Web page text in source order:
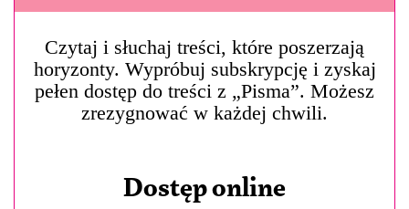
Czytaj i słuchaj treści, które poszerzają
horyzonty. Wypróbuj subskrypcję i zyskaj
pełen dostęp do treści z „Pisma”. Możesz
zrezygnować w każdej chwili.
Dostęp online